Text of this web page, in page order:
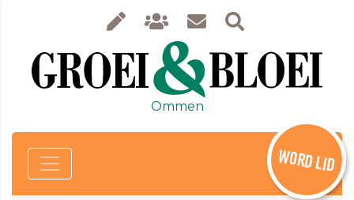
Ommen
WORD LID